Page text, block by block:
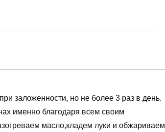
заложенности, но не более 3 раз в день.
именно благодаря всем своим
масло,кладем луки и обжариваем